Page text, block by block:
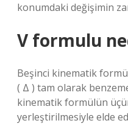
konumdaki değişimin
V formulu
Beşinci kinematik
( Δ ) tam olarak
kinematik formülün
yerleştirilmesiyle elde